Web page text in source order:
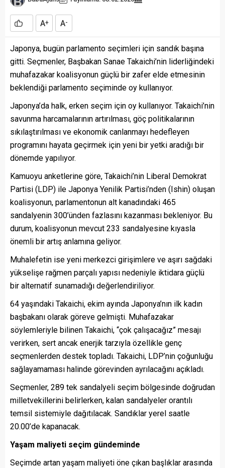
A+ A-
Japonya, bugün parlamento seçimleri için sandık başına
gitti. Seçmenler, Başbakan Sanae Takaichi’nin liderliğindeki
muhafazakar koalisyonun güçlü bir zafer elde etmesinin
beklendiği parlamento seçiminde oy kullanıyor.
Japonya’da halk, erken seçim için oy kullanıyor. Takaichi’nin
savunma harcamalarının artırılması, göç politikalarının
sıkılaştırılması ve ekonomik canlanmayı hedefleyen
programını hayata geçirmek için yeni bir yetki aradığı bir
dönemde yapılıyor.
Kamuoyu anketlerine göre, Takaichi’nin Liberal Demokrat
Partisi (LDP) ile Japonya Yenilik Partisi’nden (Ishin) oluşan
koalisyonun, parlamentonun alt kanadındaki 465
sandalyenin 300’ünden fazlasını kazanması bekleniyor. Bu
durum, koalisyonun mevcut 233 sandalyesine kıyasla
önemli bir artış anlamına geliyor.
Muhalefetin ise yeni merkezci girişimlere ve aşırı sağdaki
yükselişe rağmen parçalı yapısı nedeniyle iktidara güçlü
bir alternatif sunamadığı değerlendiriliyor.
64 yaşındaki Takaichi, ekim ayında Japonya’nın ilk kadın
başbakanı olarak göreve gelmişti. Muhafazakar
söylemleriyle bilinen Takaichi, “çok çalışacağız” mesajı
verirken, sert ancak enerjik tarzıyla özellikle genç
seçmenlerden destek topladı. Takaichi, LDP’nin çoğunluğu
sağlayamaması halinde görevinden ayrılacağını açıkladı.
Seçmenler, 289 tek sandalyeli seçim bölgesinde doğrudan
milletvekillerini belirlerken, kalan sandalyeler orantılı
temsil sistemiyle dağıtılacak. Sandıklar yerel saatle
20.00’de kapanacak.
Yaşam maliyeti seçim gündeminde
Seçimde artan yaşam maliyeti öne çıkan başlıklar arasında